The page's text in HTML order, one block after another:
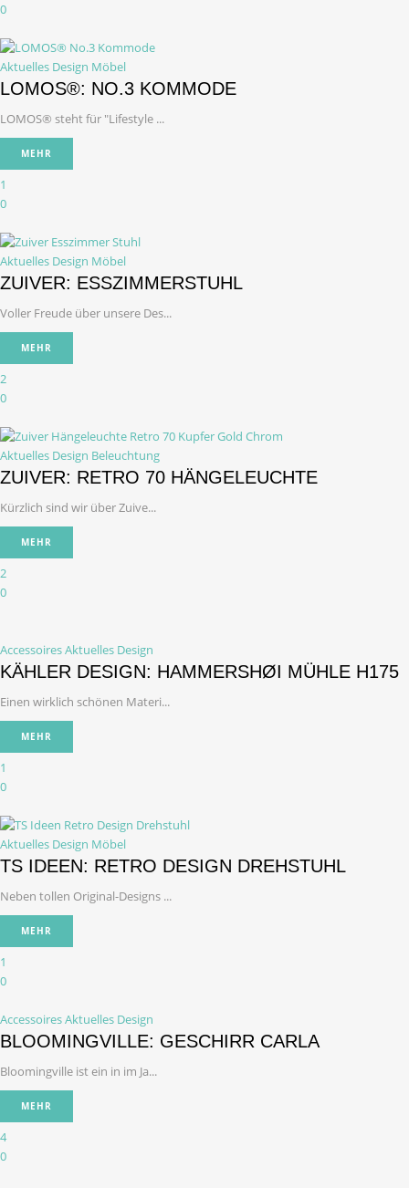
0
Aktuelles Design Möbel
LOMOS®: NO.3 KOMMODE
LOMOS® steht für "Lifestyle ...
MEHR
1
0
Aktuelles Design Möbel
ZUIVER: ESSZIMMERSTUHL
Voller Freude über unsere Des...
MEHR
2
0
Aktuelles Design Beleuchtung
ZUIVER: RETRO 70 HÄNGELEUCHTE
Kürzlich sind wir über Zuive...
MEHR
2
0
AccessoiresAktuelles Design
KÄHLER DESIGN: HAMMERSHØI MÜHLE H175
Einen wirklich schönen Materi...
MEHR
1
0
Aktuelles Design Möbel
TS IDEEN: RETRO DESIGN DREHSTUHL
Neben tollen Original-Designs ...
MEHR
1
0
AccessoiresAktuelles Design
BLOOMINGVILLE: GESCHIRR CARLA
Bloomingville ist ein in im Ja...
MEHR
4
0